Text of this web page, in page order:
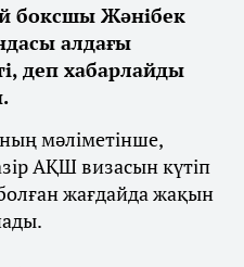
боксшы Жәнібек
алдағы
деп хабарлайды
мәліметінше,
АҚШ визасын күтіп
жағдайда жақын